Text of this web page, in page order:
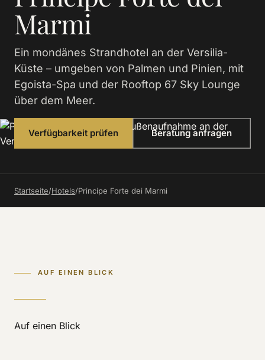
Marmi
Ein mondänes Strandhotel an der Versilia-
Küste – umgeben von Palmen und Pinien, mit
Egoista-Spa und der Rooftop 67 Sky Lounge
über dem Meer.
Verfügbarkeit prüfen Beratung anfragen
Startseite/Hotels/Principe Forte dei Marmi
AUF EINEN BLICK
Auf einen Blick